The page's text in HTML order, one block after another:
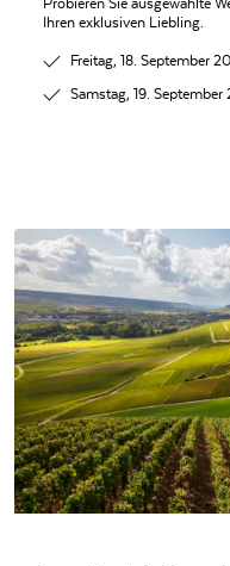
Probieren Sie ausgewählte
Ihren exklusiven Liebling.
Freitag, 18. September
Samstag, 19.